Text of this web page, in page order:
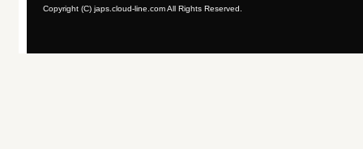
Copyright (C) japs.cloud-line.com All Rights Reserved.